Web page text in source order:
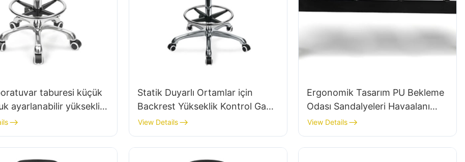
taburesi küçük
ayarlanabilir yükseklik
için 5 yıldızlı
Statik Duyarlı Ortamlar için
Backrest Yükseklik Kontrol Gaz
Kaldırma Baskı Seçenekleri ile
Ayarlanabilir ESD Laboratuar
Sandalye IC022
View Details
Ergonomik Tasarım PU Bekleme
Odası Sandalyeleri Havaalanı
OEM Üreticisi Hewei için LC059
View Details